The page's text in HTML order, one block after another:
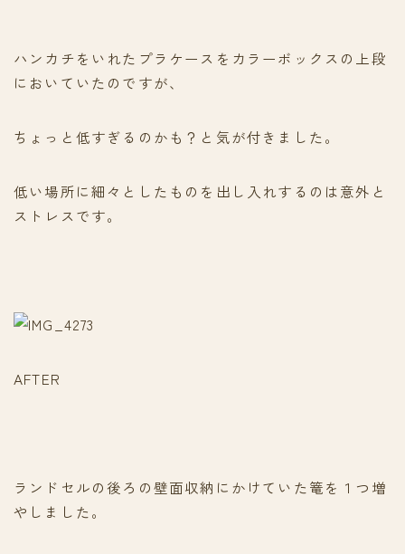
ハンカチをいれたプラケースをカラーボックスの上段
においていたのですが、
ちょっと低すぎるのかも？と気が付きました。
低い場所に細々としたものを出し入れするのは意外と
ストレスです。
AFTER
ランドセルの後ろの壁面収納にかけていた篭を１つ増
やしました。